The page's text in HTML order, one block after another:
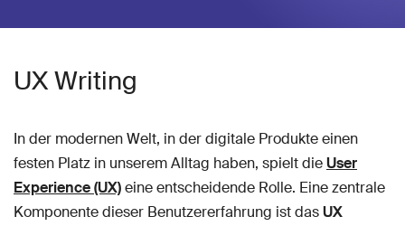
UX Writing
In der modernen Welt, in der digitale Produkte einen
festen Platz in unserem Alltag haben, spielt dieUser
Experience (UX)eine entscheidende Rolle. Eine zentrale
Komponente dieser Benutzererfahrung ist dasUX